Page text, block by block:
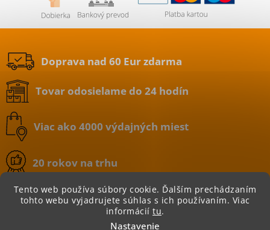
Tento web používa súbory cookie. Ďalším prechádzaním
tohto webu vyjadrujete súhlas s ich používaním. Viac
informácií tu.
Nastavenie
Doprava nad 60 Eur zdarma
Tovar odosielame do 24 hodín
Viac ako 4000 výdajných miest
20 rokov na trhu
BATERIE.sk | internetový obchod